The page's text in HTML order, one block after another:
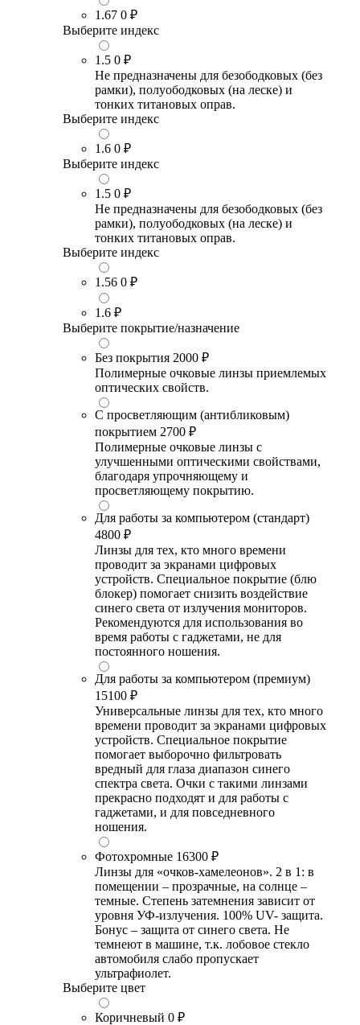
1.67 0 ₽
Выберите индекс
1.5 0 ₽
Не предназначены для безободковых (без
рамки), полуободковых (на леске) и
тонких титановых оправ.
Выберите индекс
1.6 0 ₽
Выберите индекс
1.5 0 ₽
Не предназначены для безободковых (без
рамки), полуободковых (на леске) и
тонких титановых оправ.
Выберите индекс
1.56 0 ₽
1.6 ₽
Выберите покрытие/назначение
Без покрытия 2000 ₽
Полимерные очковые линзы приемлемых
оптических свойств.
С просветляющим (антибликовым)
покрытием 2700 ₽
Полимерные очковые линзы с
улучшенными оптическими свойствами,
благодаря упрочняющему и
просветляющему покрытию.
Для работы за компьютером (стандарт)
4800 ₽
Линзы для тех, кто много времени
проводит за экранами цифровых
устройств. Специальное покрытие (блю
блокер) помогает снизить воздействие
синего света от излучения мониторов.
Рекомендуются для использования во
время работы с гаджетами, не для
постоянного ношения.
Для работы за компьютером (премиум)
15100 ₽
Универсальные линзы для тех, кто много
времени проводит за экранами цифровых
устройств. Специальное покрытие
помогает выборочно фильтровать
вредный для глаза диапазон синего
спектра света. Очки с такими линзами
прекрасно подходят и для работы с
гаджетами, и для повседневного
ношения.
Фотохромные 16300 ₽
Линзы для «очков-хамелеонов». 2 в 1: в
помещении – прозрачные, на солнце –
темные. Степень затемнения зависит от
уровня УФ-излучения. 100% UV- защита.
Бонус – защита от синего света. Не
темнеют в машине, т.к. лобовое стекло
автомобиля слабо пропускает
ультрафиолет.
Выберите цвет
Коричневый 0 ₽